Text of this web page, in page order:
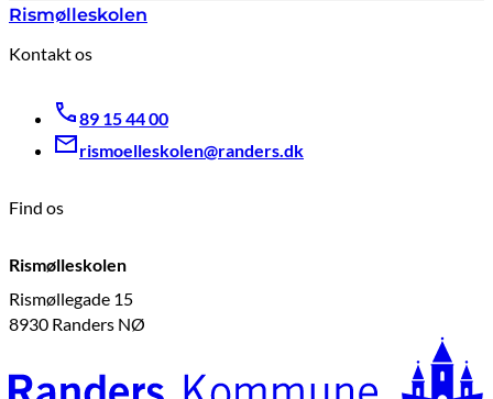
Rismølleskolen
Kontakt os
89 15 44 00
rismoelleskolen@randers.dk
Find os
Rismølleskolen
Rismøllegade 15
8930 Randers NØ